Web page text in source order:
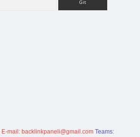
E-mail: backlinkpaneli@gmail.com Teams: